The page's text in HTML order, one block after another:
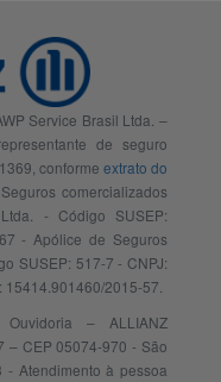
Service Brasil Ltda. –
de seguro
conforme extrato do
. Seguros comercializados
- Código SUSEP:
- Apólice de Seguros
SUSEP: 517-7 - CNPJ:
2015-57.
Ouvidoria – ALLIANZ
– CEP 05074-970 - São
Atendimento à pessoa